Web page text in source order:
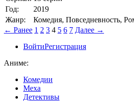
Год:
2019
Жанр:
Комедия, Повседневность,
← Ранее 1 2 3 4 5 6 7 Далее →
ВойтиРегистрация
Аниме:
Комедии
Меха
Детективы